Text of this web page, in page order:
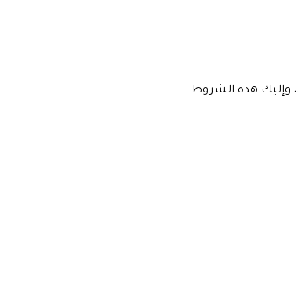
، وإليك هذه الشروط: